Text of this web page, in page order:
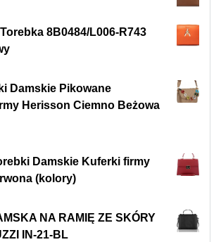
8B0484/L006-R743
Damskie Pikowane
Herisson Ciemno Beżowa
Damskie Kuferki firmy
(kolory)
NA RAMIĘ ZE SKÓRY
IN-21-BL